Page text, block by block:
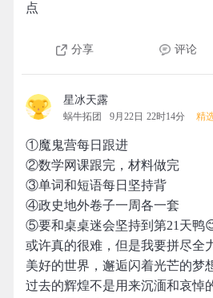
点
分享 评论
星冰天露
蜗牛拓团 9月22日 22时14分 精
①魔鬼营每日跟进
②数学网课跟完，材料做完
③单词和短语每日坚持背
④政史地外卷子一周各一套
⑤要和桌桌迷会坚持到第21天鸭
或许真的很难，但是我要拼尽全
美好的世界，邂逅闪着光芒的梦
过去的辉煌不是用来沉湎和哀悼